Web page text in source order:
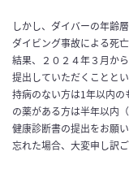
しかし、 ダイバーの年齢
ダイビング事故による死
結果、２０２４年３月か
提出していただくことと
持病のない方は1年以内
の薬がある方は半年以内
健康診断書の提出をお願い
忘れた場合、大変申し訳